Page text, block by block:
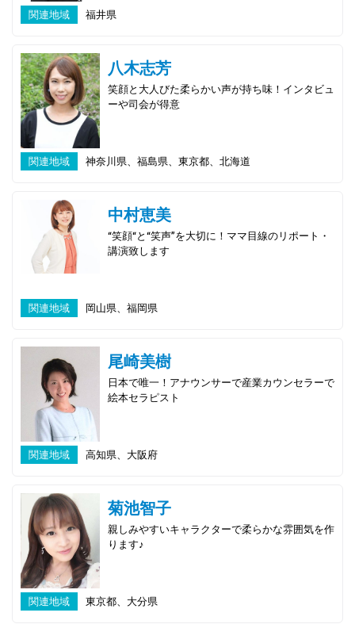
関連地域 福井県
八木志芳
笑顔と大人びた柔らかい声が持ち味！インタビュ
ーや司会が得意
関連地域 神奈川県、福島県、東京都、北海道
中村恵美
“笑顔“と“笑声”を大切に！ママ目線のリポート・
講演致します
関連地域 岡山県、福岡県
尾崎美樹
日本で唯一！アナウンサーで産業カウンセラーで
絵本セラピスト
関連地域 高知県、大阪府
菊池智子
親しみやすいキャラクターで柔らかな雰囲気を作
ります♪
関連地域 東京都、大分県